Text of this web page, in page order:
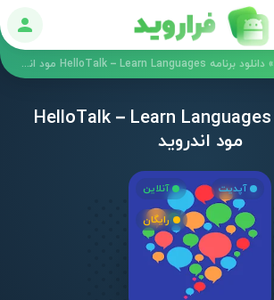
ورود
» دانلود برنامه HelloTalk – Learn Languages مود اندروید
دانلود برنامه HelloTalk – Learn Languages
مود اندروید
آپدیت آنلاین
رایگان